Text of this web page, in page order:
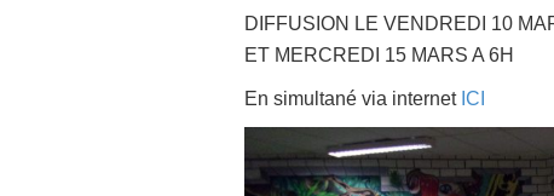
DIFFUSION LE VENDREDI 10
ET MERCREDI 15 MARS A 6H
En simultané via internet ICI